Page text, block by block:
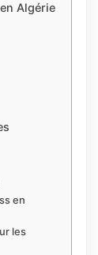
Algérie
en
les